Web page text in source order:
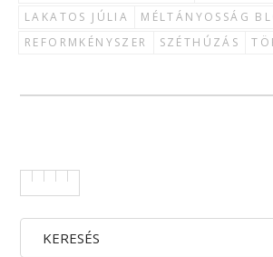
LAKATOS JÚLIA
MÉLTÁNYOSSÁG
REFORMKÉNYSZER
SZÉTHÚZÁS